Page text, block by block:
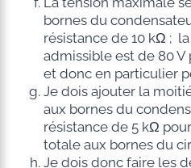
bornes du
résistance de 10 kΩ ;
admissible est de 80
et donc en particulier
Je dois ajouter la
aux bornes du
résistance de 5 kΩ
totale aux bornes du
Je dois donc faire les